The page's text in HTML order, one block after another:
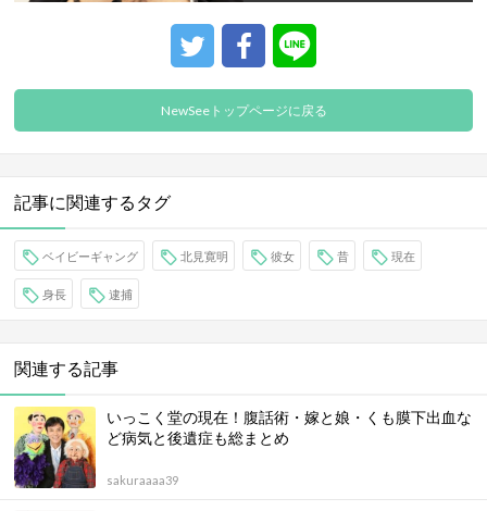
NewSeeトップページに戻る
記事に関連するタグ
ベイビーギャング 北見寛明 彼女 昔 現在
身長 逮捕
関連する記事
いっこく堂の現在！腹話術・嫁と娘・くも膜下出血な
ど病気と後遺症も総まとめ
sakuraaaa39